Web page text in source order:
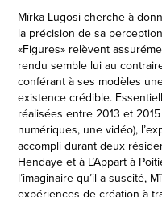
Mïrka Lugosi cherche à
la précision de sa
«Figures» relèvent
rendu semble lui au
conférant à ses modèles
existence crédible.
réalisées entre 2013 et
numériques, une vidéo),
accompli durant deux
Hendaye et à L’Appart à
l’imaginaire qu’il a suscité,